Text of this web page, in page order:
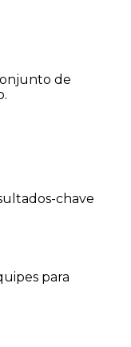
de
chave
para